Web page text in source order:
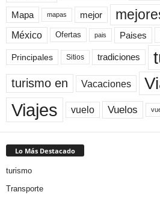
Mapa mapas mejor
México Ofertas pais Paises
Principales Sitios tradiciones
turismo en Vacaciones
Viajes vuelo Vuelos
Lo Más Destacado
turismo
Transporte